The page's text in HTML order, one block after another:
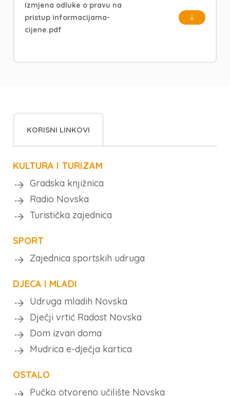
Izmjena odluke o pravu na
pristup informacijama-
cijene.pdf
KORISNI LINKOVI
KULTURA I TURIZAM
Gradska knjižnica
Radio Novska
Turistička zajednica
SPORT
Zajednica sportskih udruga
DJECA I MLADI
Udruga mladih Novska
Dječji vrtić Radost Novska
Dom izvan doma
Mudrica e-dječja kartica
OSTALO
Pučko otvoreno učilište Novska